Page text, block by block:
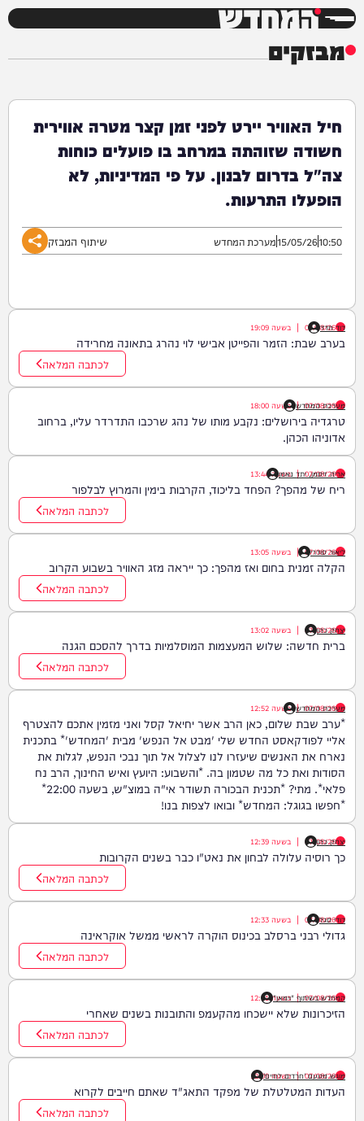
המחדש
מבזקים
חיל האוויר יירט לפני זמן קצר מטרה אווירית
חשודה שזוהתה במרחב בו פועלים כוחות
צה"ל בדרום לבנון. על פי המדיניות, לא
הופעלו התרעות.
10:50
15/05/26מערכת המחדש שיתוף המבזק
דוד חדד
07/08/26
| בשעה 19:09
בערב שבת: הזמר והפייטן אבישי לוי נהרג בתאונה מחרידה
לכתבה המלאה
מערכת המחדש
07/08/26
| בשעה 18:00
טרגדיה בירושלים: נקבע מותו של נהג שרכבו התדרדר עליו, ברחוב
אדוניהו הכהן.
אריה זיסמן, יתד נאמן
07/08/26
| בשעה13:44
ריח של מהפך? הפחד בליכוד, הקרבות בימין והמרוץ לבלפור
לכתבה המלאה
ליאור סודרי
07/08/26
| בשעה 13:05
הקלה זמנית בחום ואז מהפך: כך ייראה מזג האוויר בשבוע הקרוב
לכתבה המלאה
יצחק כהן
07/08/26
| בשעה 13:02
ברית חדשה: שלוש המעצמות המוסלמיות בדרך להסכם הגנה
לכתבה המלאה
מערכת המחדש
07/08/26
| בשעה 12:52
*ערב שבת שלום, כאן הרב אשר יחיאל קסל ואני מזמין אתכם להצטרף
אליי לפודקאסט החדש שלי 'מבט אל הנפש' מבית 'המחדש'* בתכנית
נארח את האנשים שיעזרו לנו לצלול אל תוך נבכי הנפש, לגלות את
הסודות ואת כל מה שטמון בה. *והשבוע: היועץ ואיש החינוך, הרב נח
פלאי*. מתי? *תכנית הבכורה תשודר אי"ה במוצ"ש, בשעה 22:00*
*חפשו בגוגל: המחדש* ובואו לצפות בנו!
יצחק כהן
07/08/26
| בשעה 12:39
כך רוסיה עלולה לבחון את נאט"ו כבר בשנים הקרובות
לכתבה המלאה
דודי סגל
07/08/26
| בשעה 12:33
גדולי רבני ברסלב בכינוס הוקרה לראשי ממשל אוקראינה
לכתבה המלאה
המחדש בשיתוף "וימאן"
07/08/26
| בשעה12:21
הזיכרונות שלא יישכחו מהקעמפ והתובנות בשנים שאחרי
לכתבה המלאה
מוגש מטעם 'חרדים לחיים'
07/08/26
| בשעה12:09
העדות המטלטלת של מפקד התאג"ד שאתם חייבים לקרוא
לכתבה המלאה